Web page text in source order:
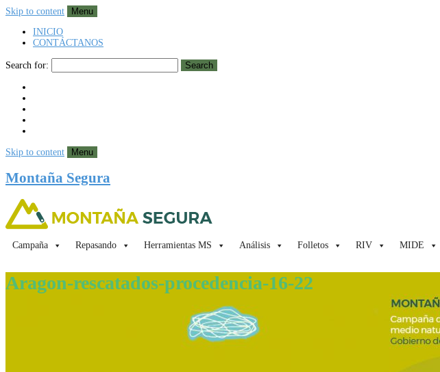
Skip to content
Menu
INICIO
CONTÁCTANOS
Search for: Search
Skip to content Menu
Montaña Segura
Campaña Repasando Herramientas MS Análisis Folletos RIV MIDE
Aragon-rescatados-procedencia-16-22